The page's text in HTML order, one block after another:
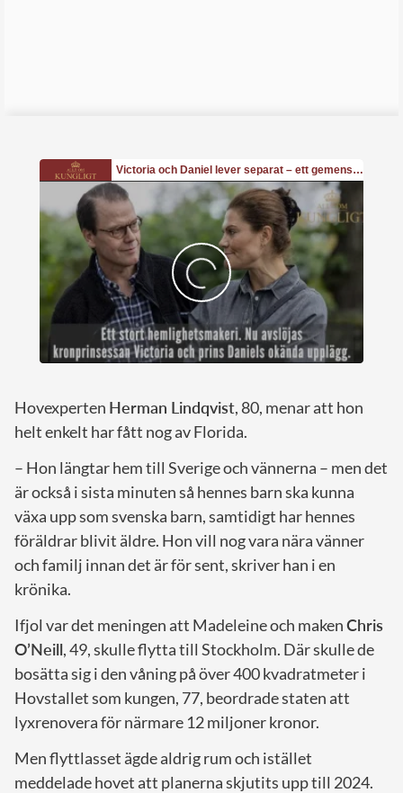
Hovexperten Herman Lindqvist, 80, menar att hon
helt enkelt har fått nog av Florida.
– Hon längtar hem till Sverige och vännerna – men det
är också i sista minuten så hennes barn ska kunna
växa upp som svenska barn, samtidigt har hennes
föräldrar blivit äldre. Hon vill nog vara nära vänner
och familj innan det är för sent, skriver han i en
krönika.
Ifjol var det meningen att Madeleine och makenChris
O’Neill, 49, skulle flytta till Stockholm. Där skulle de
bosätta sig i den våning på över 400 kvadratmeter i
Hovstallet som kungen, 77, beordrade staten att
lyxrenovera för närmare 12 miljoner kronor.
Men flyttlasset ägde aldrig rum och istället
meddelade hovet att planerna skjutits upp till 2024.